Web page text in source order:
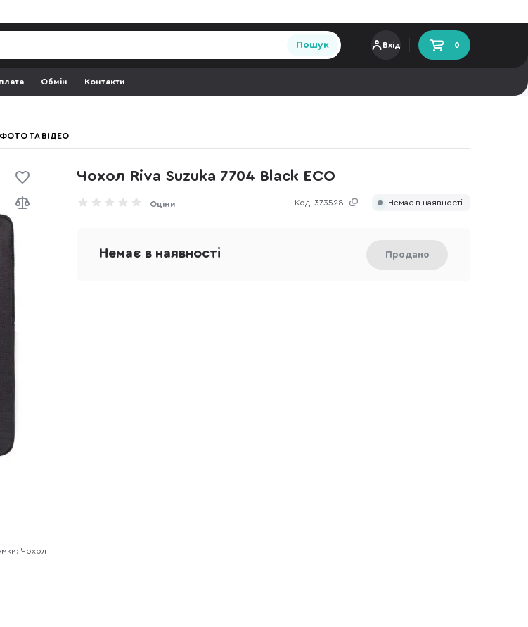
Пошук Вхід 0
Обмін Контакти
ФОТО ТА ВІДЕО
Чохол Riva Suzuka 7704 Black ECO
Код: 373528
Оціни Немає в наявності
Чохол
Немає в наявності Продано